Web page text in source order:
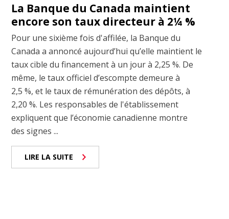
La Banque du Canada maintient
encore son taux directeur à 2¼ %
Pour une sixième fois d'affilée, la Banque du
Canada a annoncé aujourd’hui qu’elle maintient le
taux cible du financement à un jour à 2,25 %. De
même, le taux officiel d’escompte demeure à
2,5 %, et le taux de rémunération des dépôts, à
2,20 %. Les responsables de l'établissement
expliquent que l’économie canadienne montre
des signes ...
LIRE LA SUITE